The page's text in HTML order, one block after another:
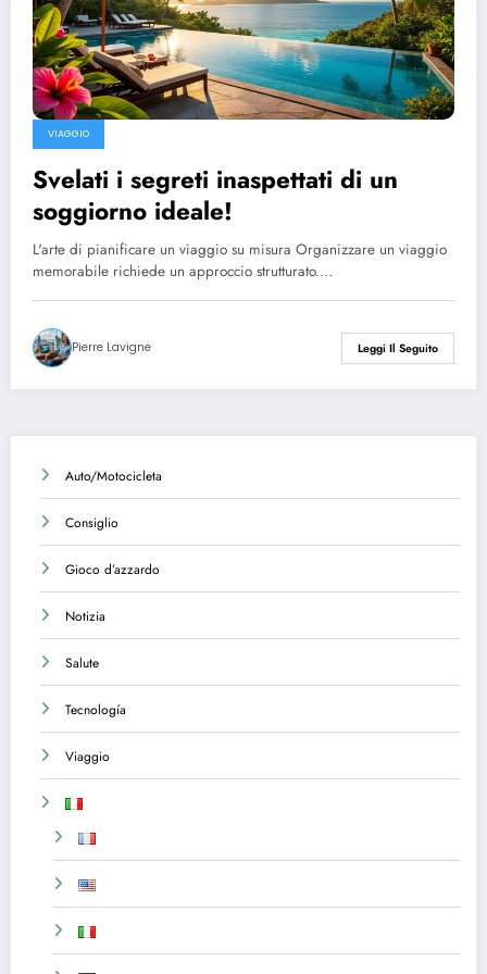
VIAGGIO
Svelati i segreti inaspettati di un
soggiorno ideale!
L'arte di pianificare un viaggio su misura Organizzare un viaggio
memorabile richiede un approccio strutturato.…
Pierre Lavigne Leggi Il Seguito
Auto/Motocicleta
Consiglio
Gioco d’azzardo
Notizia
Salute
Tecnología
Viaggio